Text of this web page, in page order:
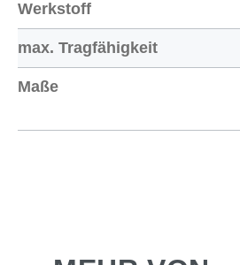
Werkstoff
max. Tragfähigkeit
Maße